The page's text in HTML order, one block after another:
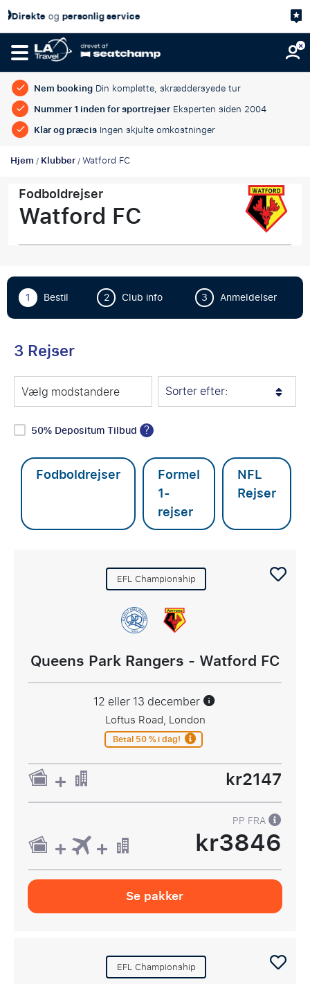
Nem bookingDin komplette, skræddersyede tur
Nummer 1 inden for sportrejserEksperten siden 2004
Klar og præcisIngen skjulte omkostninger
Hjem/Klubber/Watford FC
Fodboldrejser
Watford FC
1 Bestil 2 Club info 3 Anmeldelser
3 Rejser
Vælg modstandere Sorter efter:
50% Depositum Tilbud ?
Fodboldrejser Formel
1-
rejser
NFL
Rejser
EFL Championship
Queens Park Rangers - Watford FC
12 eller 13 december
Loftus Road, London
Betal 50 % i dag!
kr2147
PP FRA
kr3846
Se pakker
EFL Championship